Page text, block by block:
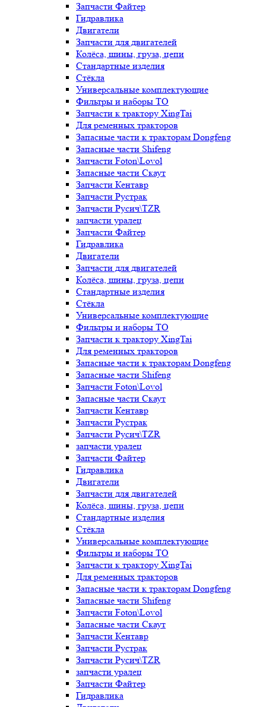
Запчасти Файтер
Гидравлика
Двигатели
Запчасти для двигателей
Колёса, шины, груза, цепи
Стандартные изделия
Стёкла
Универсальные комплектующие
Фильтры и наборы ТО
Запчасти к трактору XingTai
Для ременных тракторов
Запасные части к тракторам Dongfeng
Запасные части Shifeng
Запчасти Foton\Lovol
Запасные части Скаут
Запчасти Кентавр
Запчасти Рустрак
Запчасти Русич\TZR
запчасти уралец
Запчасти Файтер
Гидравлика
Двигатели
Запчасти для двигателей
Колёса, шины, груза, цепи
Стандартные изделия
Стёкла
Универсальные комплектующие
Фильтры и наборы ТО
Запчасти к трактору XingTai
Для ременных тракторов
Запасные части к тракторам Dongfeng
Запасные части Shifeng
Запчасти Foton\Lovol
Запасные части Скаут
Запчасти Кентавр
Запчасти Рустрак
Запчасти Русич\TZR
запчасти уралец
Запчасти Файтер
Гидравлика
Двигатели
Запчасти для двигателей
Колёса, шины, груза, цепи
Стандартные изделия
Стёкла
Универсальные комплектующие
Фильтры и наборы ТО
Запчасти к трактору XingTai
Для ременных тракторов
Запасные части к тракторам Dongfeng
Запасные части Shifeng
Запчасти Foton\Lovol
Запасные части Скаут
Запчасти Кентавр
Запчасти Рустрак
Запчасти Русич\TZR
запчасти уралец
Запчасти Файтер
Гидравлика